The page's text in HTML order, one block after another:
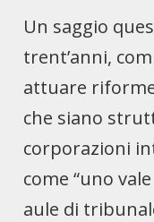
Un saggio
trent’anni,
attuare
che siano
corporazioni
come “uno
aule di